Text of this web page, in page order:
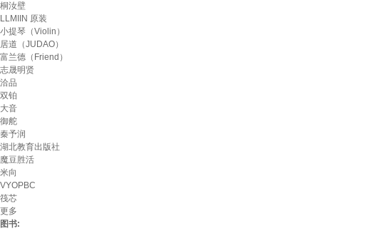
桐汝壁
LLMIIN 原装
小提琴（Violin）
居道（JUDAO）
富兰德（Friend）
志晟明贤
洽品
双铂
大音
御舵
秦予润
湖北教育出版社
魔豆胜活
米向
VYOPBC
筏芯
更多
图书: